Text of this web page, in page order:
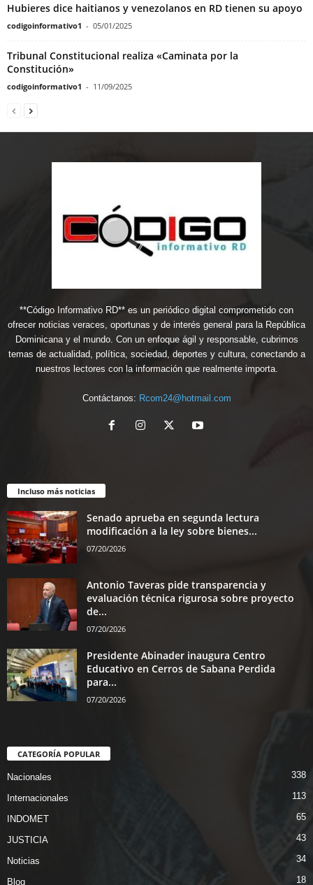
Hubieres dice haitianos y venezolanos en RD tienen su apoyo
codigoinformativo1 - 05/01/2025
Tribunal Constitucional realiza «Caminata por la
Constitución»
codigoinformativo1 - 11/09/2025
**Código Informativo RD** es un periódico digital comprometido con
ofrecer noticias veraces, oportunas y de interés general para la República
Dominicana y el mundo. Con un enfoque ágil y responsable, cubrimos
temas de actualidad, política, sociedad, deportes y cultura, conectando a
nuestros lectores con la información que realmente importa.
Contáctanos: Rcom24@hotmail.com
Incluso más noticias
Senado aprueba en segunda lectura
modificación a la ley sobre bienes...
07/20/2026
Antonio Taveras pide transparencia y
evaluación técnica rigurosa sobre proyecto
de...
07/20/2026
Presidente Abinader inaugura Centro
Educativo en Cerros de Sabana Perdida
para...
07/20/2026
CATEGORÍA POPULAR
Nacionales 338
Internacionales 113
INDOMET 65
JUSTICIA 43
Noticias 34
Blog 18